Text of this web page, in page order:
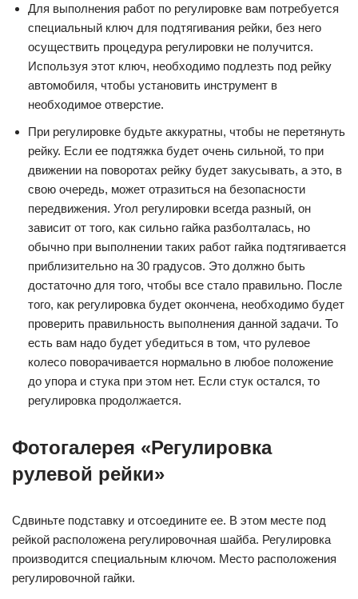
Для выполнения работ по регулировке вам потребуется
специальный ключ для подтягивания рейки, без него
осуществить процедура регулировки не получится.
Используя этот ключ, необходимо подлезть под рейку
автомобиля, чтобы установить инструмент в
необходимое отверстие.
При регулировке будьте аккуратны, чтобы не перетянуть
рейку. Если ее подтяжка будет очень сильной, то при
движении на поворотах рейку будет закусывать, а это, в
свою очередь, может отразиться на безопасности
передвижения. Угол регулировки всегда разный, он
зависит от того, как сильно гайка разболталась, но
обычно при выполнении таких работ гайка подтягивается
приблизительно на 30 градусов. Это должно быть
достаточно для того, чтобы все стало правильно. После
того, как регулировка будет окончена, необходимо будет
проверить правильность выполнения данной задачи. То
есть вам надо будет убедиться в том, что рулевое
колесо поворачивается нормально в любое положение
до упора и стука при этом нет. Если стук остался, то
регулировка продолжается.
Фотогалерея «Регулировка
рулевой рейки»
Сдвиньте подставку и отсоедините ее. В этом месте под
рейкой расположена регулировочная шайба. Регулировка
производится специальным ключом. Место расположения
регулировочной гайки.